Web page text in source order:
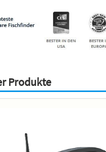
Produkte